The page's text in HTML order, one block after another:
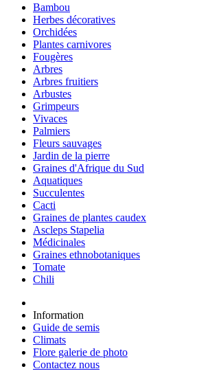
Bambou
Herbes décoratives
Orchidées
Plantes carnivores
Fougères
Arbres
Arbres fruitiers
Arbustes
Grimpeurs
Vivaces
Palmiers
Fleurs sauvages
Jardin de la pierre
Graines d'Afrique du Sud
Aquatiques
Succulentes
Cacti
Graines de plantes caudex
Ascleps Stapelia
Médicinales
Graines ethnobotaniques
Tomate
Chili
Information
Guide de semis
Climats
Flore galerie de photo
Contactez nous